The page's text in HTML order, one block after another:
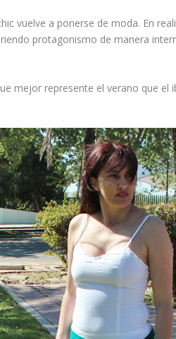
vuelve a ponerse de moda. En
protagonismo de manera
mejor represente el verano que el